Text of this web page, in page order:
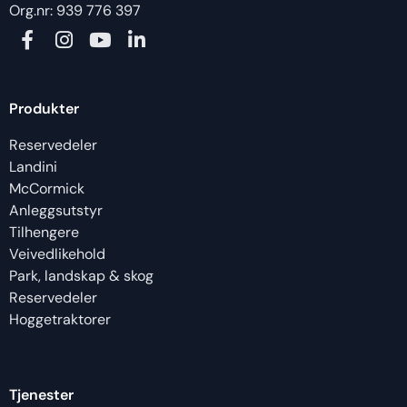
Org.nr: 939 776 397
Produkter
Reservedeler
Landini
McCormick
Anleggsutstyr
Tilhengere
Veivedlikehold
Park, landskap & skog
Reservedeler
Hoggetraktorer
Tjenester